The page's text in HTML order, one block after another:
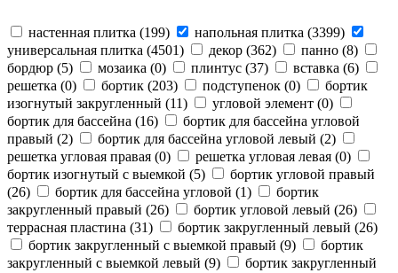
настенная плитка (199) напольная плитка (3399)
универсальная плитка (4501) декор (362) панно (8)
бордюр (5) мозаика (0) плинтус (37) вставка (6)
решетка (0) бортик (203) подступенок (0)
бортик
изогнутый закругленный (11) угловой элемент (0)
бортик для бассейна (16)
бортик для бассейна угловой
правый (2) бортик для бассейна угловой левый (2)
решетка угловая правая (0) решетка угловая левая (0)
бортик изогнутый с выемкой (5)
бортик угловой правый
(26) бортик для бассейна угловой (1)
бортик
закругленный правый (26) бортик угловой левый (26)
террасная пластина (31) бортик закругленный левый (26)
бортик закругленный с выемкой правый (9)
бортик
закругленный с выемкой левый (9)
бортик закругленный